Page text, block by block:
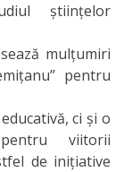
științelor
mulțumiri
pentru
ci și o
viitorii
de inițiative